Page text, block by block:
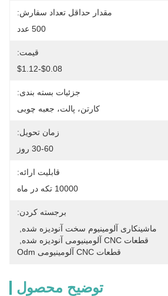
مقدار حداقل تعداد سفارش:
500 عدد
قیمت:
$0.08-$1.12
جزئیات بسته بندی:
کارتن، پالت، جعبه چوبی
زمان تحویل:
30-60 روز
قابلیت ارائه:
10000 تکه در ماه
برجسته کردن:
ماشینکاری آلومینیوم سخت آنودیزه شده
قطعات CNC آلومینیومی آنودیزه شده
قطعات CNC آلومینیومی Odm
توضیح محصول